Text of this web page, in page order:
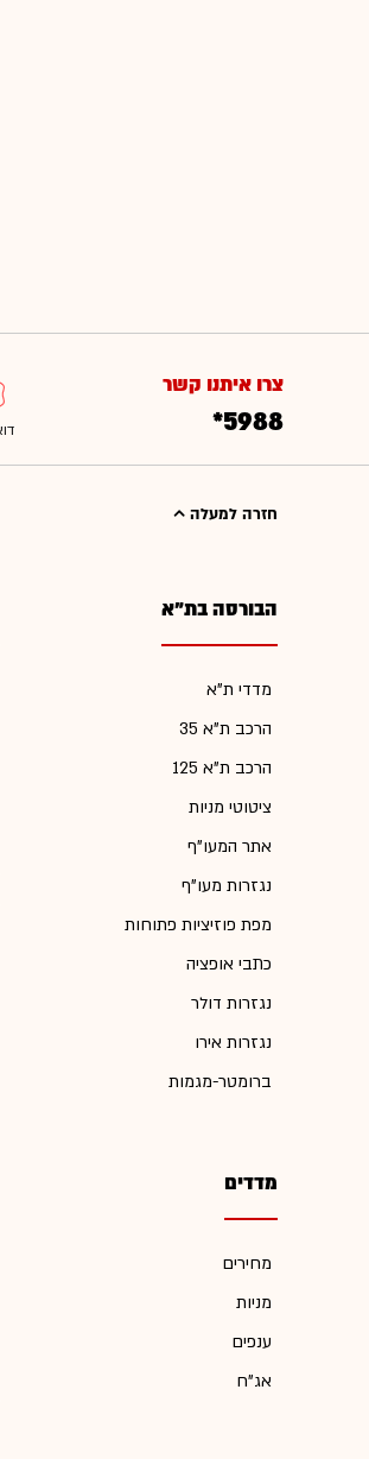
צרו איתנו קשר
*5988
חזרה למעלה
הבורסה בת"א
מדדי ת"א
הרכב ת"א 35
הרכב ת"א 125
ציטוטי מניות
אתר המעו"ף
נגזרות מעו"ף
מפת פוזיציות פתוחות
כתבי אופציה
נגזרות דולר
נגזרות אירו
ברומטר-מגמות
מדדים
מחירים
מניות
ענפים
אג"ח